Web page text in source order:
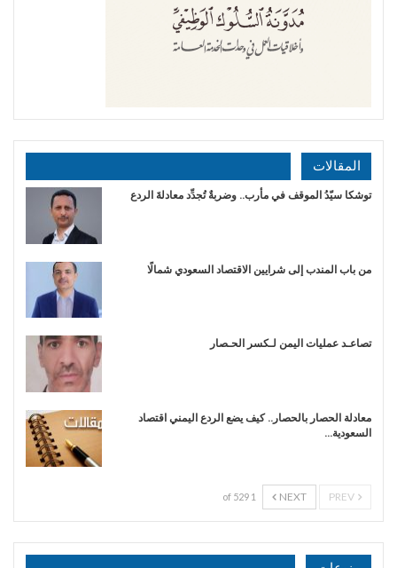
المقالات
توشكا سيّدُ الموقف في مأرب.. وضربةٌ تُجدِّد معادلةَ الردع
من باب المندب إلى شرايين الاقتصاد السعودي شمالًا
تصاعـد عمليات اليمن لـكسر الحـصار
معادلة الحصار بالحصار.. كيف يضع الردع اليمني اقتصاد
السعودية…
NEXT
1 of 529